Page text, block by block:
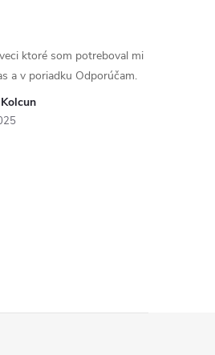
ktoré som potreboval mi
a v poriadku Odporúčam.